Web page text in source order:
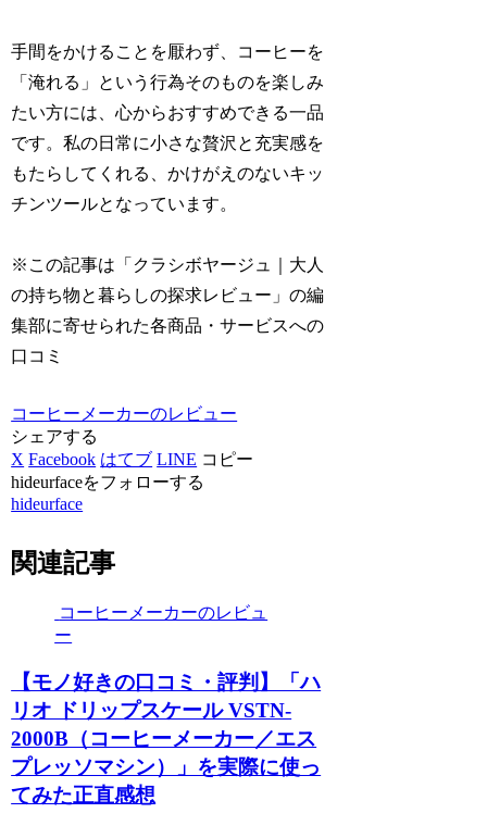
手間をかけることを厭わず、コーヒーを
「淹れる」という行為そのものを楽しみ
たい方には、心からおすすめできる一品
です。私の日常に小さな贅沢と充実感を
もたらしてくれる、かけがえのないキッ
チンツールとなっています。
※この記事は「クラシボヤージュ｜大人
の持ち物と暮らしの探求レビュー」の編
集部に寄せられた各商品・サービスへの
口コミ
コーヒーメーカーのレビュー
シェアする
X Facebook はてブ LINE コピー
hideurfaceをフォローする
hideurface
関連記事
コーヒーメーカーのレビュ
ー
【モノ好きの口コミ・評判】「ハ
リオ ドリップスケール VSTN-
2000B（コーヒーメーカー／エス
プレッソマシン）」を実際に使っ
てみた正直感想